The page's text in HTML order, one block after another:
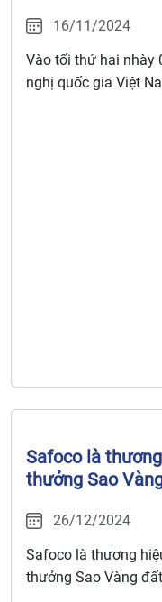
16/11/2024
Vào tối thứ hai nhày
nghị quốc gia Việt
Safoco là
thưởng Sao
26/12/2024
Safoco là thương
thưởng Sao Vàng